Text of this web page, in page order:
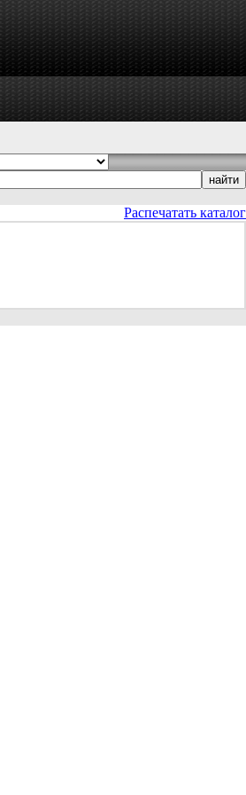
Распечатать каталог